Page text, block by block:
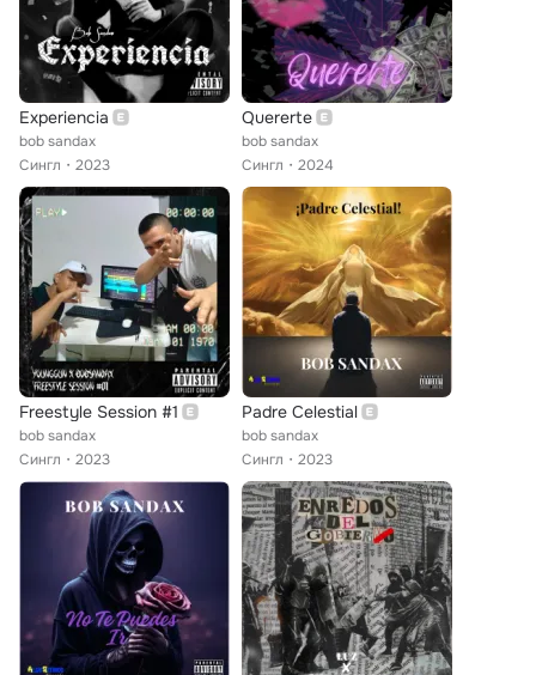
Experiencia
bob sandax
Сингл
2023
Quererte
bob sandax
Сингл
2024
Freestyle Session #1
bob sandax
Сингл
2023
Padre Celestial
bob sandax
Сингл
2023